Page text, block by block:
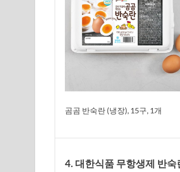
곰곰 반숙란 (냉장), 15구, 1개
4. 대한식품 무항생제 반